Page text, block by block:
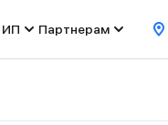
ИП Партнерам